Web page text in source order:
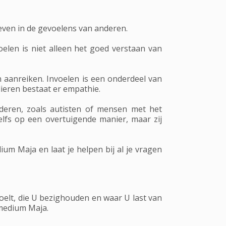
in de gevoelens van anderen.
is niet alleen het goed verstaan van
Invoelen is een onderdeel van
bestaat er empathie.
zoals autisten of mensen met het
op een overtuigende manier, maar zij
Maja en laat je helpen bij al je vragen
die U bezighouden en waar U last van
Maja.